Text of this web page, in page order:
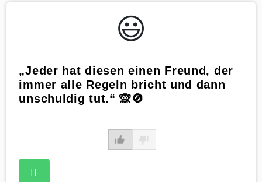
😃️
„Jeder hat diesen einen Freund, der
immer alle Regeln bricht und dann
unschuldig tut.“ 🙊🚫